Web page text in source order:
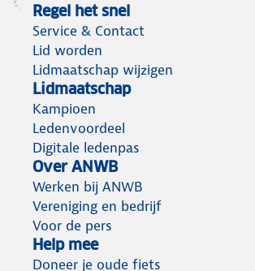
e
m
o
b
i
l
i
t
e
i
t
e
i
l
i
g
h
e
i
d
Regel het snel
Service & Contact
Lid worden
Lidmaatschap wijzigen
Lidmaatschap
Kampioen
Ledenvoordeel
Digitale ledenpas
Over ANWB
Werken bij ANWB
Vereniging en bedrijf
Voor de pers
Help mee
Doneer je oude fiets